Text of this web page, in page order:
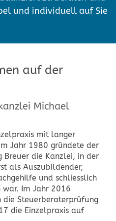
und individuell auf Sie
auf der
Michael
mit langer
Jahr 1980 gründete der
Breuer die Kanzlei, in der
als Auszubildender,
und schliesslich
Im Jahr 2016
Steuerberaterprüfung
die Einzelpraxis auf